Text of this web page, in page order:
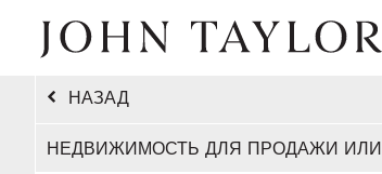
НАЗАД
НЕДВИЖИМОСТЬ ДЛЯ ПРОДАЖИ ИЛИ